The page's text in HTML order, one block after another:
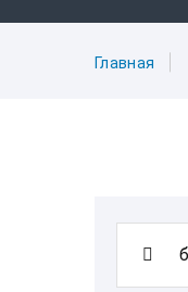
Главная